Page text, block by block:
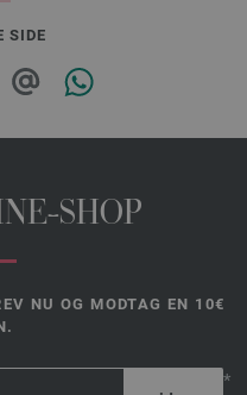
SIDE
SHOP
NU OG MODTAG EN 10€
*